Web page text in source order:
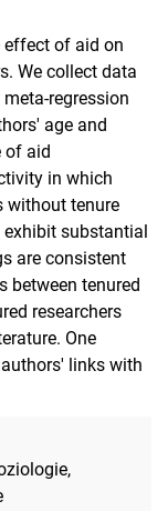
effect of aid on
We collect data
regression
age and
of aid
in which
without tenure
exhibit substantial
are consistent
between tenured
researchers
One
links with